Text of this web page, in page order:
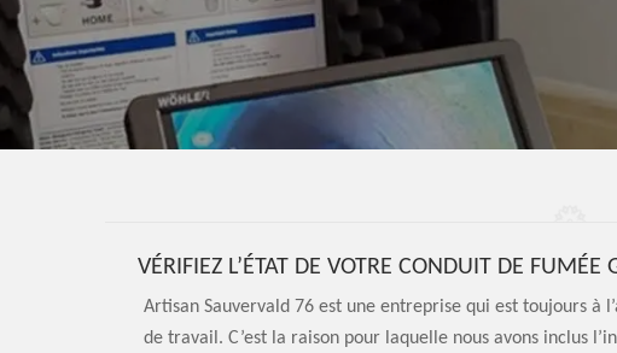
VÉRIFIEZ L’ÉTAT DE VOTRE CONDUIT DE
Artisan Sauvervald 76 est une entreprise qui est toujours à
de travail. C’est la raison pour laquelle nous avons inclus